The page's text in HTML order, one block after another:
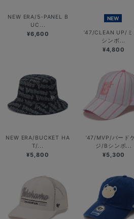
NEW ERA/5-PANEL B
UC...
¥6,600
NEW
’47/CLEAN UP/ミ
シンボ...
¥4,800
NEW ERA/BUCKET HA
T/...
¥5,800
’47/MVP/バード
ジ/Bシンボ...
¥5,300